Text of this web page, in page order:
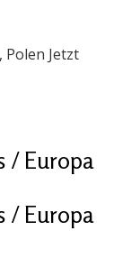
Polen Jetzt
/ Europa
/ Europa